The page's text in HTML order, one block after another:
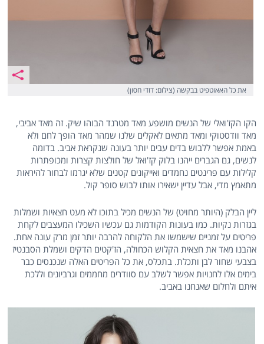
את כל האאוטפיט בבקשה (צילום: דודי חסון)
הקו הקז'ואלי של הנשים מושפע מאד מטרנד הבוהו שיק. זה מאד אביבי,
מאד וודסטוקי ומאד מתאים לאקלים שלנו שמהר מאד הופך לחם ולא
באמת אפשר ללבוש בדים עבים יותר בעונה שנקראת אביב. בדומה
לנשים, גם הגברים ייהנו בלוק קז'ואל של חולצות קצרות ומכופתרות
קלילות עם פרינטים נחמדים ואייקונים קטנים שלא יגרמו לבחור להיראות
מתאמץ מדי, אבל עדיין ישאירו אותו לבוש סופר קול.
ליין הבלק (היותר מחויט) של הנשים מכיל בתוכו לא מעט חצאיות ושמלות
בגזרות נקיות. כמו בעונות הקודמות גם עכשיו השכילו המעצבים לקחת
פריטים על זמניים שישמשו את הלקוחה להרבה יותר זמן מרק עונה אחת.
אהבנו מאד את חצאית הקלוש הכחולה, הז'קטים הדקים ושמלת הסבנטיז
בצבעי שחור לבן ותכלת. בתכלס, את כל הפריטים האלה שנכנסים כבר
בימים אלו לחנויות אפשר לשלב עם סוודרים מחממים וגרביונים וללכת
איתם ולחלום שאנחנו באביב.